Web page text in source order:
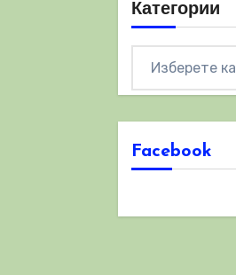
Категории
Facebook